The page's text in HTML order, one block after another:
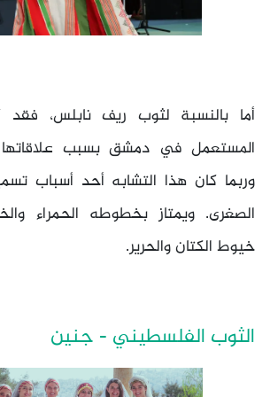
أما بالنسبة لثوب ريف نابلس، فقد
المستعمل في دمشق بسبب علاقاتها
وربما كان هذا التشابه أحد أسباب
الصغرى. ويمتاز بخطوطه الحمراء
خيوط الكتان والحرير.
الثوب الفلسطيني - جنين